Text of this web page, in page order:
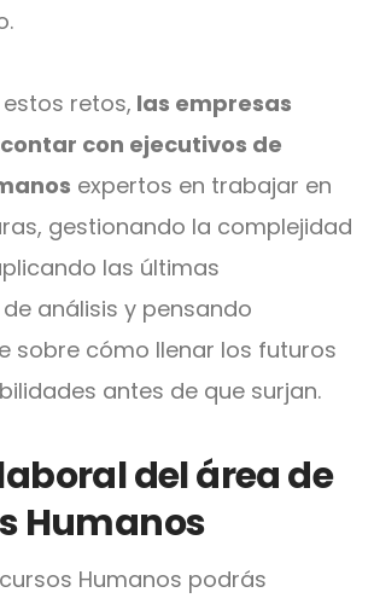
retos, las empresas
con ejecutivos de
expertos en trabajar en
gestionando la complejidad
las últimas
análisis y pensando
sobre cómo llenar los futuros
antes de que surjan.
del área de
Humanos
Humanos podrás